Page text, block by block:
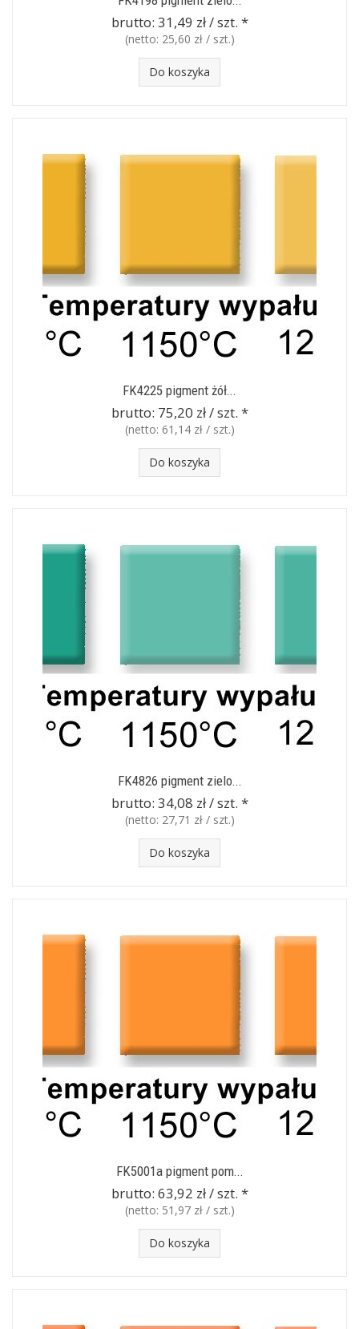
brutto: 31,49 zł / szt. *
(netto: 25,60 zł / szt.)
Do koszyka
FK4225 pigment żół...
brutto: 75,20 zł / szt. *
(netto: 61,14 zł / szt.)
Do koszyka
FK4826 pigment zielo...
brutto: 34,08 zł / szt. *
(netto: 27,71 zł / szt.)
Do koszyka
FK5001a pigment pom...
brutto: 63,92 zł / szt. *
(netto: 51,97 zł / szt.)
Do koszyka